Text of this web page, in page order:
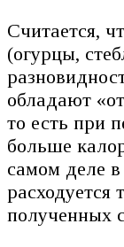
Считается,
(огурцы,
обладают
то есть при
больше
самом деле
расходуется
полученных